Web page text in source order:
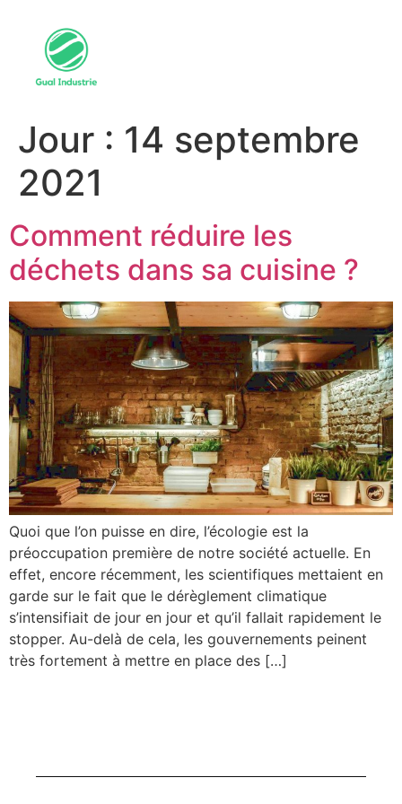
Jour : 14 septembre
2021
Comment réduire les
déchets dans sa cuisine ?
Quoi que l’on puisse en dire, l’écologie est la
préoccupation première de notre société actuelle. En
effet, encore récemment, les scientifiques mettaient en
garde sur le fait que le dérèglement climatique
s’intensifiait de jour en jour et qu’il fallait rapidement le
stopper. Au-delà de cela, les gouvernements peinent
très fortement à mettre en place des […]